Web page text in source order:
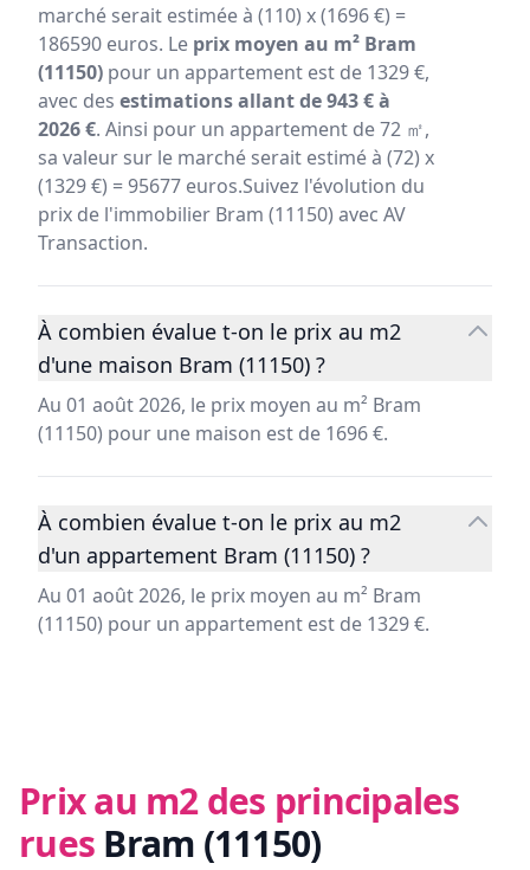
marché serait estimée à (110) x (1696 €) =
186590 euros. Le prix moyen au m² Bram
(11150) pour un appartement est de 1329 €,
avec des estimations allant de 943 € à
2026 €. Ainsi pour un appartement de 72 ㎡,
sa valeur sur le marché serait estimé à (72) x
(1329 €) = 95677 euros.Suivez l'évolution du
prix de l'immobilier Bram (11150) avec AV
Transaction.
À combien évalue t-on le prix au m2
d'une maison Bram (11150) ?
Au 01 août 2026, le prix moyen au m² Bram
(11150) pour une maison est de 1696 €.
À combien évalue t-on le prix au m2
d'un appartement Bram (11150) ?
Au 01 août 2026, le prix moyen au m² Bram
(11150) pour un appartement est de 1329 €.
Prix au m2 des principales
rues Bram (11150)